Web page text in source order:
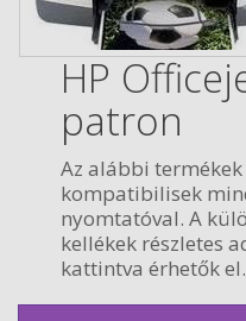
HP
patron
Az alábbi
kompatibilisek
nyomtatóval. A
kellékek részletes
kattintva érhetők el.